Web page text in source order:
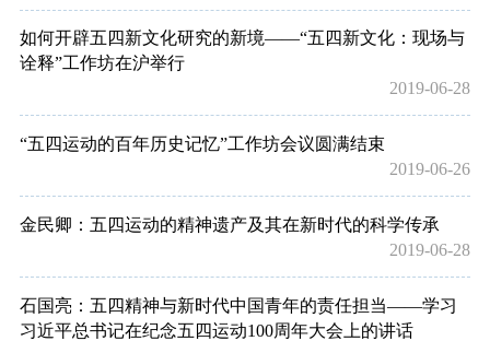
如何开辟五四新文化研究的新境——“五四新文化：现场与
诠释”工作坊在沪举行
2019-06-28
“五四运动的百年历史记忆”工作坊会议圆满结束
2019-06-26
金民卿：五四运动的精神遗产及其在新时代的科学传承
2019-06-28
石国亮：五四精神与新时代中国青年的责任担当——学习
习近平总书记在纪念五四运动100周年大会上的讲话